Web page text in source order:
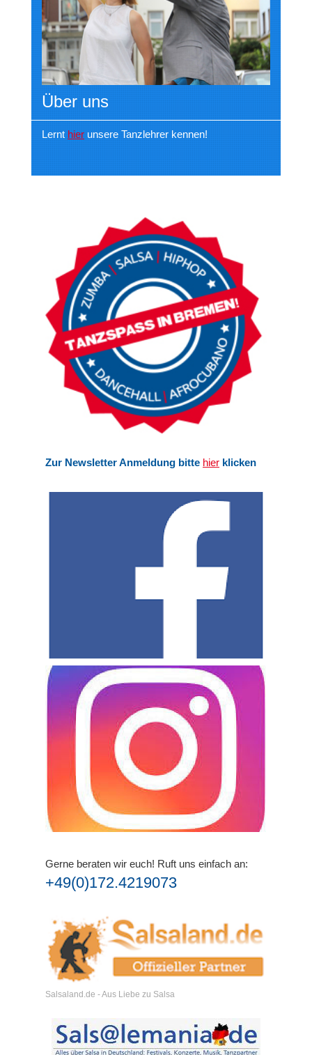
Über uns
Lernt hier unsere Tanzlehrer kennen!
Zur Newsletter Anmeldung bitte hier klicken
Gerne beraten wir euch! Ruft uns einfach an:
+49(0)172.4219073
Salsaland.de - Aus Liebe zu Salsa